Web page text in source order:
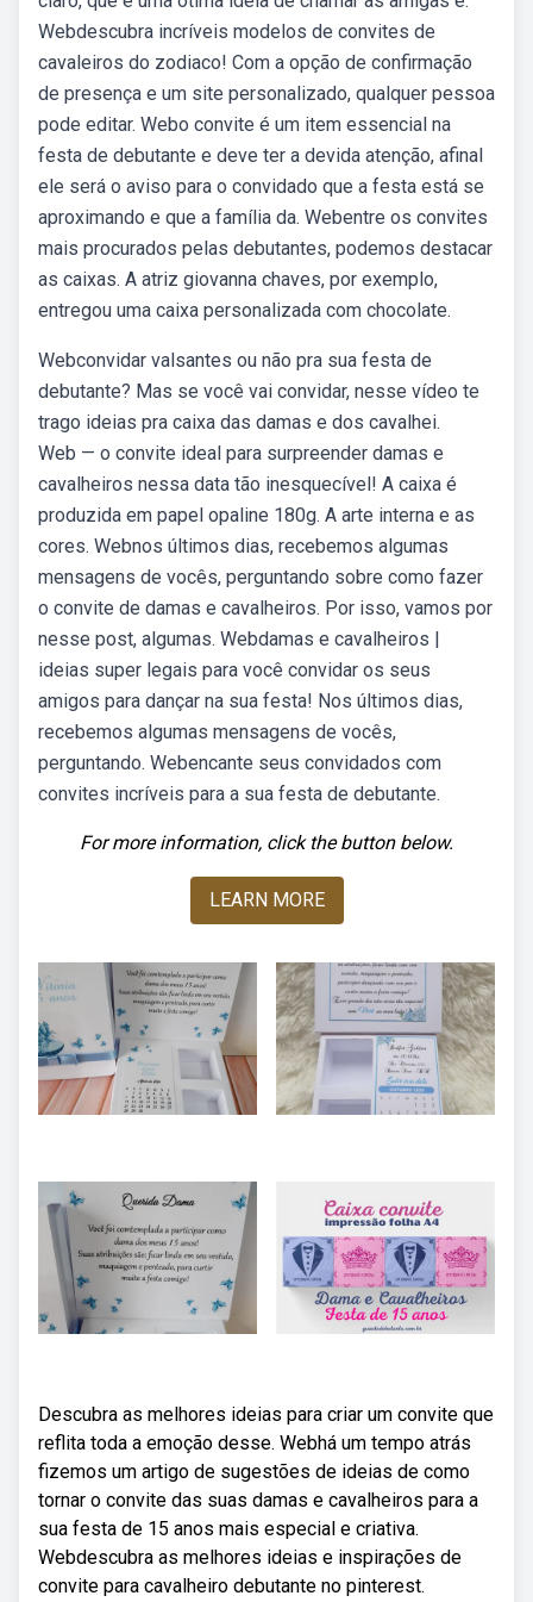
Webdescubra incríveis modelos de convites de
cavaleiros do zodiaco! Com a opção de confirmação
de presença e um site personalizado, qualquer pessoa
pode editar. Webo convite é um item essencial na
festa de debutante e deve ter a devida atenção, afinal
ele será o aviso para o convidado que a festa está se
aproximando e que a família da. Webentre os convites
mais procurados pelas debutantes, podemos destacar
as caixas. A atriz giovanna chaves, por exemplo,
entregou uma caixa personalizada com chocolate.
Webconvidar valsantes ou não pra sua festa de
debutante? Mas se você vai convidar, nesse vídeo te
trago ideias pra caixa das damas e dos cavalhei.
Web — o convite ideal para surpreender damas e
cavalheiros nessa data tão inesquecível! A caixa é
produzida em papel opaline 180g. A arte interna e as
cores. Webnos últimos dias, recebemos algumas
mensagens de vocês, perguntando sobre como fazer
o convite de damas e cavalheiros. Por isso, vamos por
nesse post, algumas. Webdamas e cavalheiros |
ideias super legais para você convidar os seus
amigos para dançar na sua festa! Nos últimos dias,
recebemos algumas mensagens de vocês,
perguntando. Webencante seus convidados com
convites incríveis para a sua festa de debutante.
For more information, click the button below.
LEARN MORE
Descubra as melhores ideias para criar um convite que
reflita toda a emoção desse. Webhá um tempo atrás
fizemos um artigo de sugestões de ideias de como
tornar o convite das suas damas e cavalheiros para a
sua festa de 15 anos mais especial e criativa.
Webdescubra as melhores ideias e inspirações de
convite para cavalheiro debutante no pinterest.